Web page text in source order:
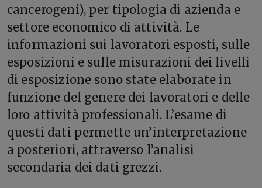
cancerogeni), per tipologia di azienda e
settore economico di attività. Le
informazioni sui lavoratori esposti, sulle
esposizioni e sulle misurazioni dei livelli
di esposizione sono state elaborate in
funzione del genere dei lavoratori e delle
loro attività professionali. L’esame di
questi dati permette un’interpretazione
a posteriori, attraverso l’analisi
secondaria dei dati grezzi.